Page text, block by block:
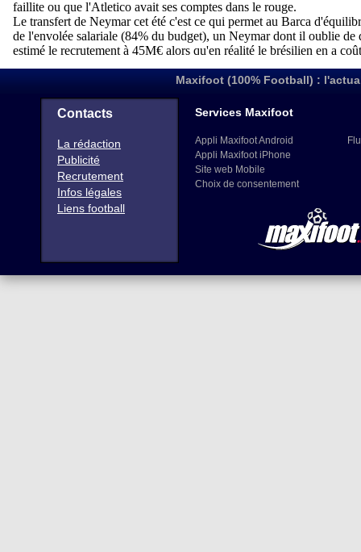
Maxifoot (100% Football) :
Contacts
La rédaction
Publicité
Recrutement
Infos légales
Liens football
Services Maxifoot
Appli Maxifoot Android
Appli Maxifoot iPhone
Site web Mobile
Choix de consentement